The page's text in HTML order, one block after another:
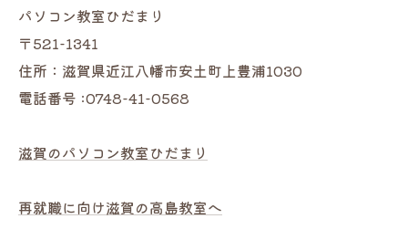
パソコン教室ひだまり
〒521-1341
住所：滋賀県近江八幡市安土町上豊浦1030
電話番号 :0748-41-0568
滋賀のパソコン教室ひだまり
再就職に向け滋賀の高島教室へ